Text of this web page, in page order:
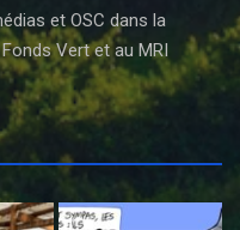
et OSC dans la
Vert et au MRI